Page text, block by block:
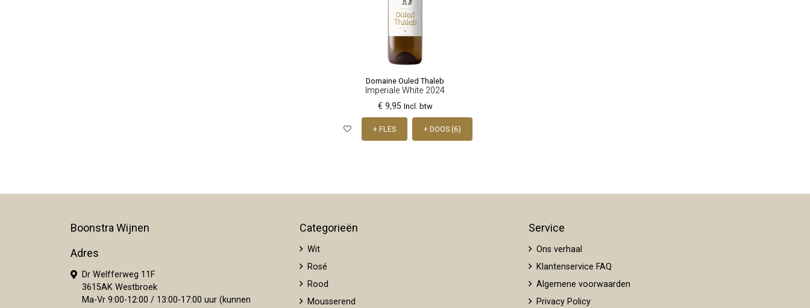
Domaine Ouled Thaleb
Imperiale White 2024
€ 9,95 Incl. btw
+ FLES + DOOS (6)
Boonstra Wijnen
Adres
Dr Welfferweg 11F
3615AK Westbroek
Ma-Vr 9:00-12:00 / 13:00-17:00 uur (kunnen
Categorieën
Wit
Rosé
Rood
Mousserend
Service
Ons verhaal
Klantenservice FAQ
Algemene voorwaarden
Privacy Policy